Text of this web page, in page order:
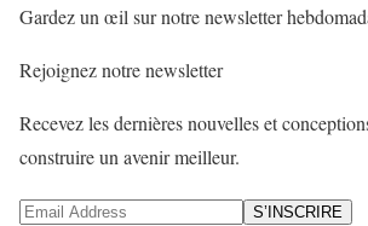
Gardez un œil sur notre newsletter
Rejoignez notre newsletter
Recevez les dernières nouvelles et
construire un avenir meilleur.
S’INSCRIRE